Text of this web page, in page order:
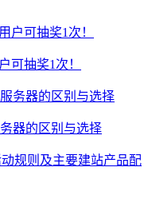
可抽奖1次！
器的区别与选择